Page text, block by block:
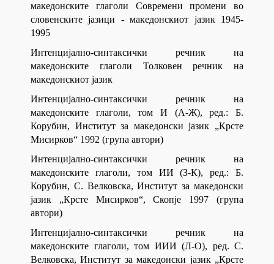
македонските глаголи Современи промени во
словенските јазици - македонскиот јазик 1945-
1995
Интенцијално-синтаксички речник на
македонските глаголи Толковен речник на
македонскиот јазик
Интенцијално-синтаксички речник на
македонските глаголи, том И (А-Ж), ред.: Б.
Корубин, Институт за македонски јазик „Крсте
Мисирков“ 1992 (група автори)
Интенцијално-синтаксички речник на
македонските глаголи, том ИИ (З-К), ред.: Б.
Корубин, С. Велковска, Институт за македонски
јазик „Крсте Мисирков“, Скопје 1997 (група
автори)
Интенцијално-синтаксички речник на
македонските глаголи, том ИИИ (Л-О), ред. С.
Велковска, Институт за македонски јазик „Крсте